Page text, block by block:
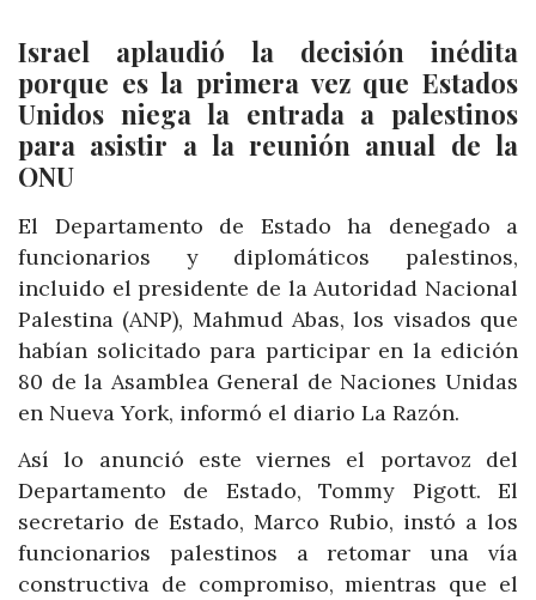
Israel aplaudió la decisión inédita
porque es la primera vez que Estados
Unidos niega la entrada a palestinos
para asistir a la reunión anual de la
ONU
El Departamento de Estado ha denegado a
funcionarios y diplomáticos palestinos,
incluido el presidente de la Autoridad Nacional
Palestina (ANP), Mahmud Abas, los visados que
habían solicitado para participar en la edición
80 de la Asamblea General de Naciones Unidas
en Nueva York, informó el diario La Razón.
Así lo anunció este viernes el portavoz del
Departamento de Estado, Tommy Pigott. El
secretario de Estado, Marco Rubio, instó a los
funcionarios palestinos a retomar una vía
constructiva de compromiso, mientras que el